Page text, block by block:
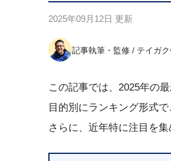
2025年09月12日 更新
記事執筆・監修 / テイガ
この記事では、2025年の
目的別にランキング形式で
さらに、近年特に注目を